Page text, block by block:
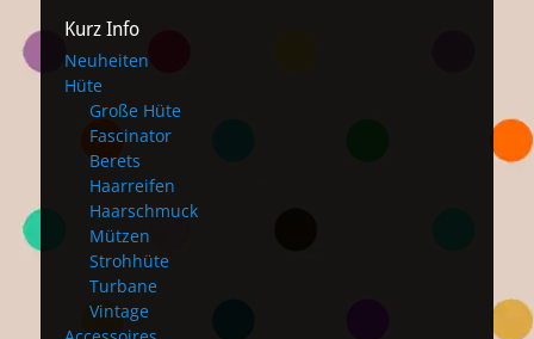
Kurz Info
Neuheiten
Hüte
Große Hüte
Fascinator
Berets
Haarreifen
Haarschmuck
Mützen
Strohhüte
Turbane
Vintage